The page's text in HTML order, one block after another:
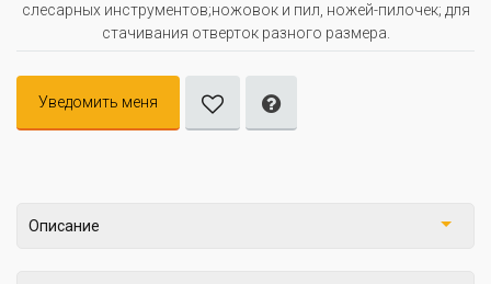
слесарных инструментов;ножовок и пил, ножей-пилочек; для
стачивания отверток разного размера.
Уведомить меня
Описание